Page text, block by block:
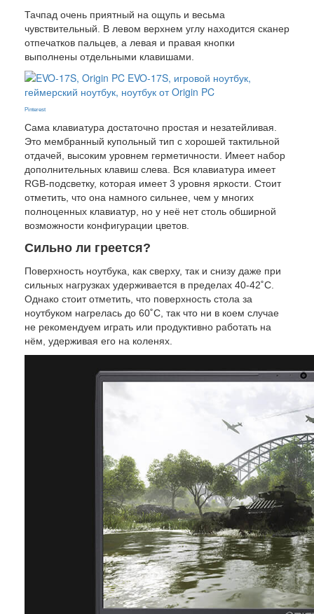
Тачпад очень приятный на ощупь и весьма
чувствительный. В левом верхнем углу находится сканер
отпечатков пальцев, а левая и правая кнопки
выполнены отдельными клавишами.
Pinterest
Сама клавиатура достаточно простая и незатейливая.
Это мембранный купольный тип с хорошей тактильной
отдачей, высоким уровнем герметичности. Имеет набор
дополнительных клавиш слева. Вся клавиатура имеет
RGB-подсветку, которая имеет 3 уровня яркости. Стоит
отметить, что она намного сильнее, чем у многих
полноценных клавиатур, но у неё нет столь обширной
возможности конфигурации цветов.
Сильно ли греется?
Поверхность ноутбука, как сверху, так и снизу даже при
сильных нагрузках удерживается в пределах 40-42˚С.
Однако стоит отметить, что поверхность стола за
ноутбуком нагрелась до 60˚С, так что ни в коем случае
не рекомендуем играть или продуктивно работать на
нём, удерживая его на коленях.